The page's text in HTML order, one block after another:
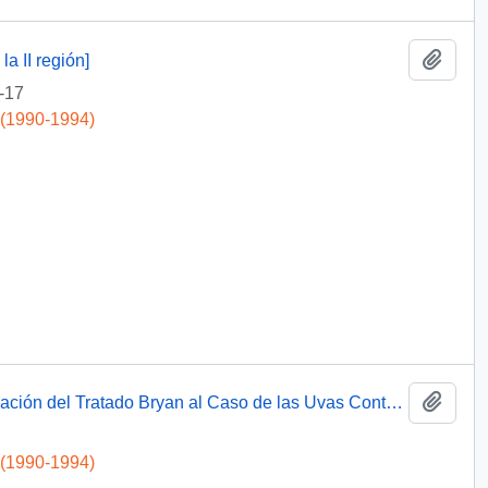
II región]
17
1994)
[Consideraciones Jurídicas sobre la Aplicación del Tratado Bryan al Caso de las Uvas Contaminadas]
1994)